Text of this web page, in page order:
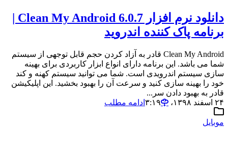
برنامه پاک کننده اندروید
Clean My Android قادر به آزاد کردن حجم قابل توجهی از سیستم
شما می باشد. این برنامه دارای انواع ابزار کاربردی برای بهینه
سازی سیستم اندرویدی است. شما می توانید سیستم کهنه و کند
خود را بهینه سازی کنید و سرعت آن را بهبود بخشید. این اپلیکیشن
قادر به بهبود دادن سر...
۲۴ اسفند ۱۳۹۸،‏ ۳:۱۹
ادامه مطلب
موبایل